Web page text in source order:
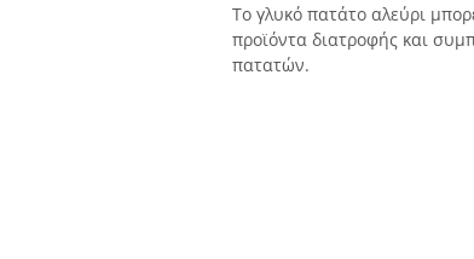
Το γλυκό πατάτο αλεύρι
προϊόντα διατροφής και
πατατών.